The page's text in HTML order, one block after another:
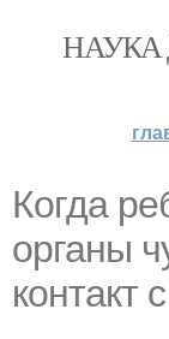
НАУКА
Когда
органы
контакт